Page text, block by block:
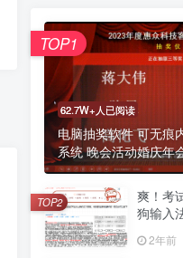
62.7W+人已阅读
电脑抽奖软件 可无痕
系统 晚会活动婚庆年
TOP1
爽！考
狗输入
统的2年前
TOP2